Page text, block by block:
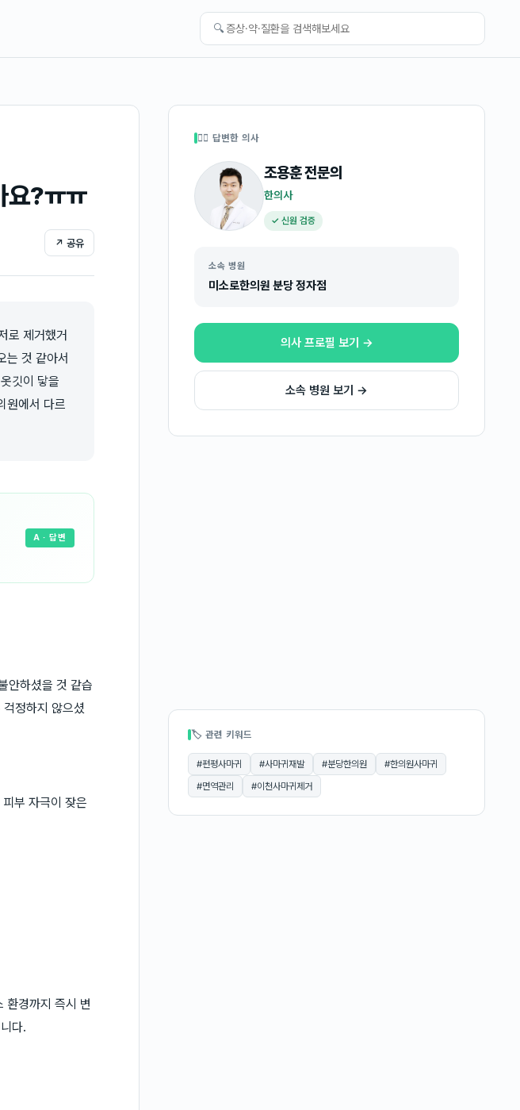
🔍
요?ㅠㅠ
↗ 공유
로 제거했거
는 것 같아서
깃이 닿을
원에서 다르
A · 답변
안하셨을 것 같습
정하지 않으셨
부 자극이 잦은
환경까지 즉시 변
다.
👩‍⚕️ 답변한 의사
조용훈전문의
한의사
✓ 신원 검증
소속 병원
미소로한의원 분당 정자점
의사 프로필 보기 →
소속 병원 보기 →
🏷 관련 키워드
#편평사마귀 #사마귀재발 #분당한의원 #한의원사마귀
#면역관리 #이천사마귀제거